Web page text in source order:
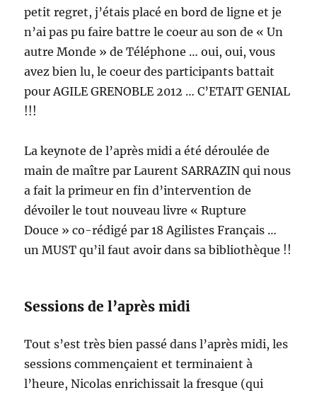
petit regret, j’étais placé en bord de ligne et je
n’ai pas pu faire battre le coeur au son de « Un
autre Monde » de Téléphone … oui, oui, vous
avez bien lu, le coeur des participants battait
pour AGILE GRENOBLE 2012 … C’ETAIT GENIAL
!!!
La keynote de l’après midi a été déroulée de
main de maître par Laurent SARRAZIN qui nous
a fait la primeur en fin d’intervention de
dévoiler le tout nouveau livre « Rupture
Douce » co-rédigé par 18 Agilistes Français …
un MUST qu’il faut avoir dans sa bibliothèque !!
Sessions de l’après midi
Tout s’est très bien passé dans l’après midi, les
sessions commençaient et terminaient à
l’heure, Nicolas enrichissait la fresque (qui